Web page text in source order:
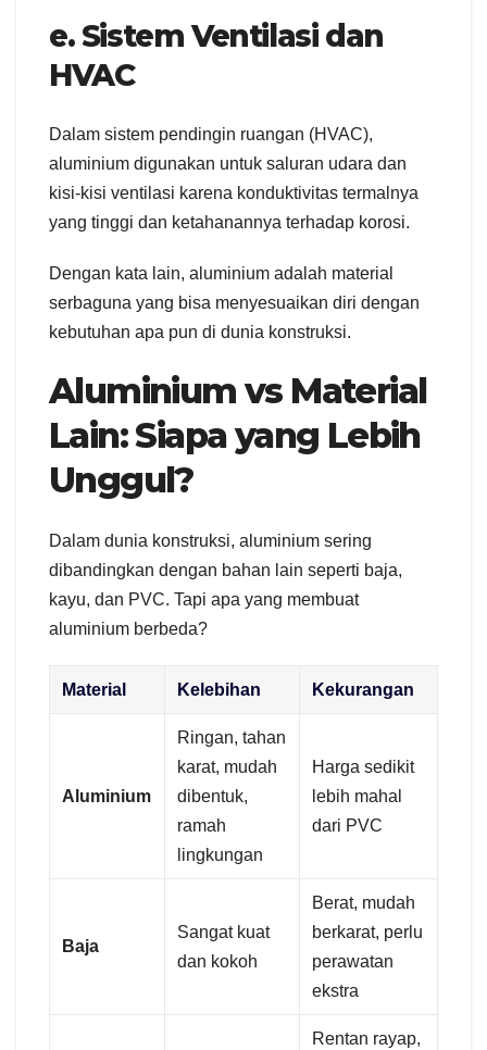
e. Sistem Ventilasi dan
HVAC
Dalam sistem pendingin ruangan (HVAC),
aluminium digunakan untuk saluran udara dan
kisi-kisi ventilasi karena konduktivitas termalnya
yang tinggi dan ketahanannya terhadap korosi.
Dengan kata lain, aluminium adalah material
serbaguna yang bisa menyesuaikan diri dengan
kebutuhan apa pun di dunia konstruksi.
Aluminium vs Material
Lain: Siapa yang Lebih
Unggul?
Dalam dunia konstruksi, aluminium sering
dibandingkan dengan bahan lain seperti baja,
kayu, dan PVC. Tapi apa yang membuat
aluminium berbeda?
Material Kelebihan Kekurangan
Aluminium
Ringan, tahan
karat, mudah
dibentuk,
ramah
lingkungan
Harga sedikit
lebih mahal
dari PVC
Baja
Sangat kuat
dan kokoh
Berat, mudah
berkarat, perlu
perawatan
ekstra
Rentan rayap,